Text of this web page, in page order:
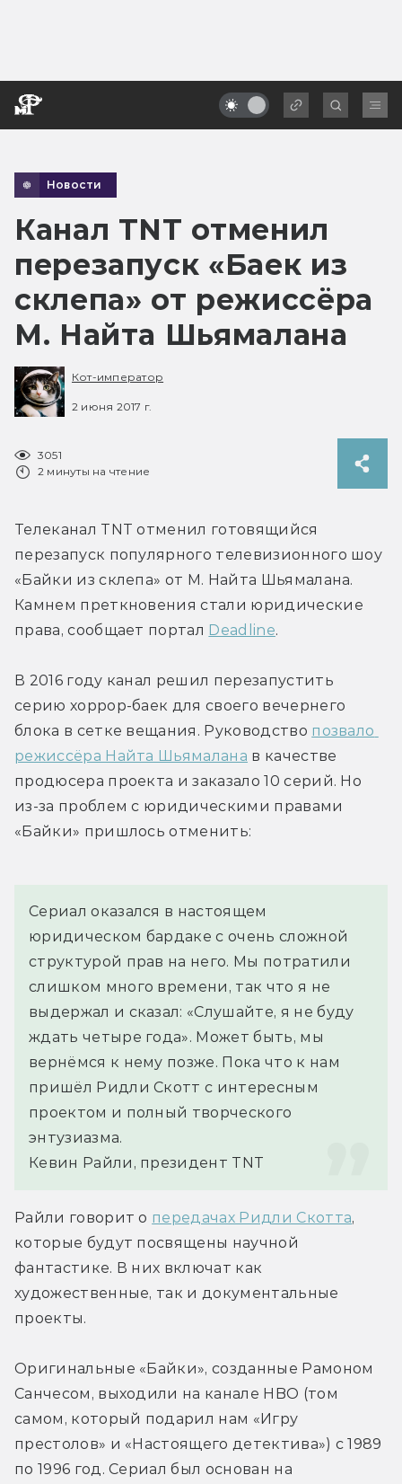
Новости
Канал TNT отменил
перезапуск «Баек из
склепа» от режиссёра
М. Найта Шьямалана
Кот-император
2 июня 2017 г.
3051
2 минуты на чтение
Телеканал TNT отменил готовящийся
перезапуск популярного телевизионного шоу
«Байки из склепа» от М. Найта Шьямалана.
Камнем преткновения стали юридические
права, сообщает портал Deadline.
В 2016 году канал решил перезапустить
серию хоррор-баек для своего вечернего
блока в сетке вещания. Руководство позвало
режиссёра Найта Шьямалана в качестве
продюсера проекта и заказало 10 серий. Но
из-за проблем с юридическими правами
«Байки» пришлось отменить:
Сериал оказался в настоящем
юридическом бардаке с очень сложной
структурой прав на него. Мы потратили
слишком много времени, так что я не
выдержал и сказал: «Слушайте, я не буду
ждать четыре года». Может быть, мы
вернёмся к нему позже. Пока что к нам
пришёл Ридли Скотт с интересным
проектом и полный творческого
энтузиазма.
Кевин Райли, президент TNT
Райли говорит о передачах Ридли Скотта,
которые будут посвящены научной
фантастике. В них включат как
художественные, так и документальные
проекты.
Оригинальные «Байки», созданные Рамоном
Санчесом, выходили на канале HBO (том
самом, который подарил нам «Игру
престолов» и «Настоящего детектива») с 1989
по 1996 год. Сериал был основан на